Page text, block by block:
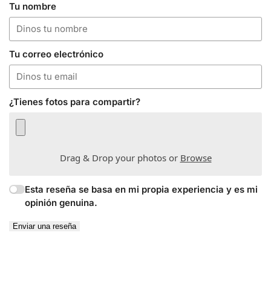
Tu nombre
Tu correo electrónico
¿Tienes fotos para compartir?
Drag & Drop your photos or Browse
Esta reseña se basa en mi propia experiencia y es mi
opinión genuina.
Enviar una reseña